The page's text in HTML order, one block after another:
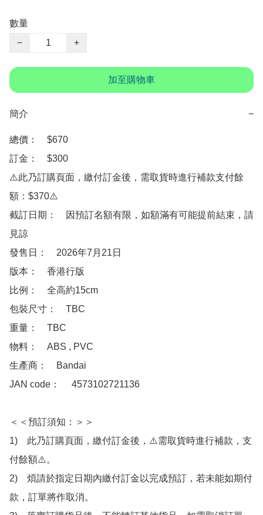
數量
−
+
加至購物車
簡介 −
總價：　$670
訂金：　$300
⚠️此乃訂購頁面，繳付訂金後，需取貨時進行補款支付餘
額：$370⚠️
截訂日期：　因預訂名額有限，如額滿有可能提前結束，請
見諒
發售日：　2026年7月21日
版本：　香港行版
比例：　全高約15cm
包裝尺寸：　TBC
重量：　TBC
物料：　ABS , PVC
生產商：　Bandai
JAN code：　 4573102721136
＜＜預訂須知：＞＞
1)　此乃訂購頁面，繳付訂金後，⚠️需取貨時進行補款，支
付餘額⚠️。
2)　煩請於指定日期內繳付訂金以完成預訂，若未能如期付
款，訂單將作取消。